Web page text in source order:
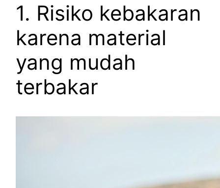
1. Risiko kebakaran
karena material
yang mudah
terbakar